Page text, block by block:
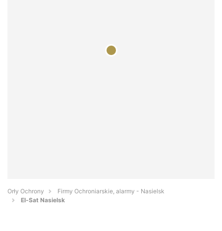
Orły Ochrony
Firmy Ochroniarskie, alarmy - Nasielsk
El-Sat Nasielsk